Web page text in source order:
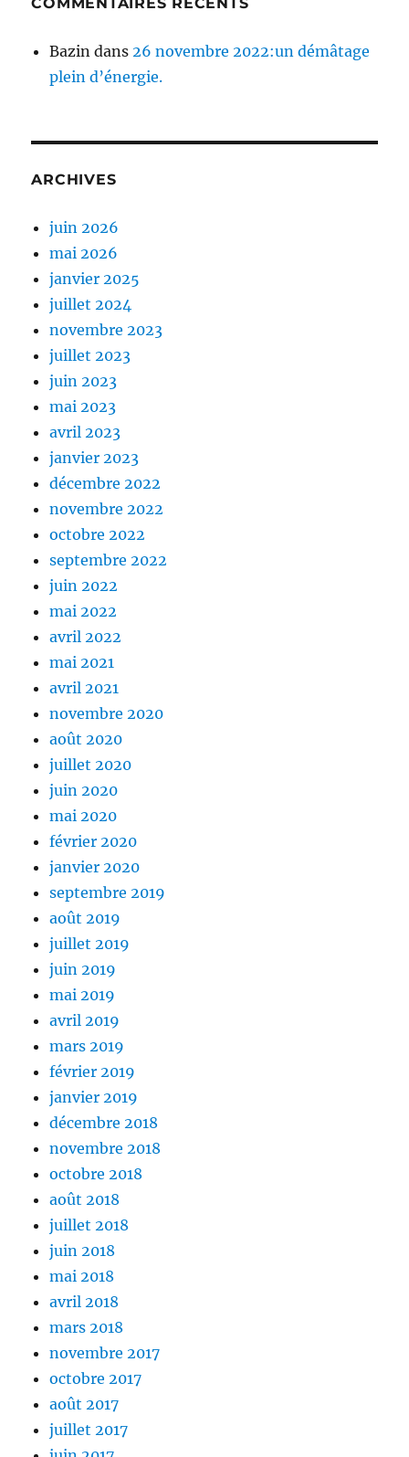
Bazin dans 26 novembre 2022:un démâtage
plein d’énergie.
ARCHIVES
juin 2026
mai 2026
janvier 2025
juillet 2024
novembre 2023
juillet 2023
juin 2023
mai 2023
avril 2023
janvier 2023
décembre 2022
novembre 2022
octobre 2022
septembre 2022
juin 2022
mai 2022
avril 2022
mai 2021
avril 2021
novembre 2020
août 2020
juillet 2020
juin 2020
mai 2020
février 2020
janvier 2020
septembre 2019
août 2019
juillet 2019
juin 2019
mai 2019
avril 2019
mars 2019
février 2019
janvier 2019
décembre 2018
novembre 2018
octobre 2018
août 2018
juillet 2018
juin 2018
mai 2018
avril 2018
mars 2018
novembre 2017
octobre 2017
août 2017
juillet 2017